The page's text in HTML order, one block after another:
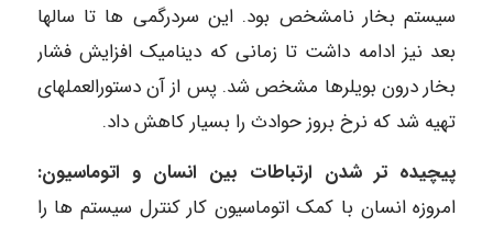
سیستم بخار نامشخص بود. این سردرگمی ها تا سالها
بعد نیز ادامه داشت تا زمانی که دینامیک افزایش فشار
بخار درون بویلرها مشخص شد. پس از آن دستورالعملهای
تهیه شد که نرخ بروز حوادث را بسیار کاهش داد.
پیچیده تر شدن ارتباطات بین انسان و اتوماسیون:
امروزه انسان با کمک اتوماسیون کار کنترل سیستم ها را